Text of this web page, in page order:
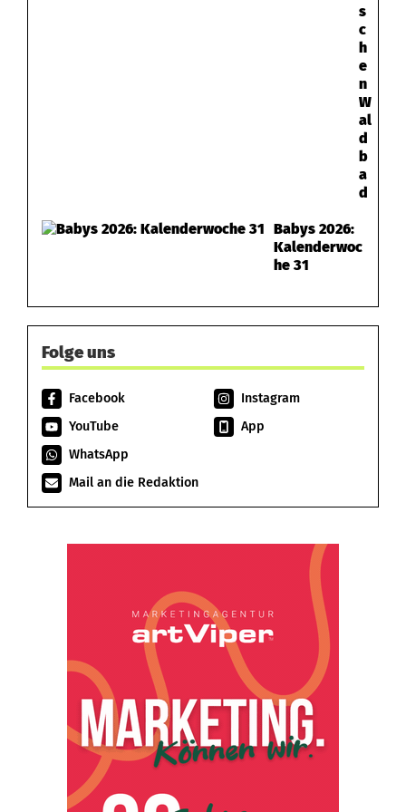
s
c
h
e
n
W
al
d
b
a
d
Babys 2026:
Kalenderwoc
he 31
Folge uns
Facebook
Instagram
YouTube
App
WhatsApp
Mail an die Redaktion